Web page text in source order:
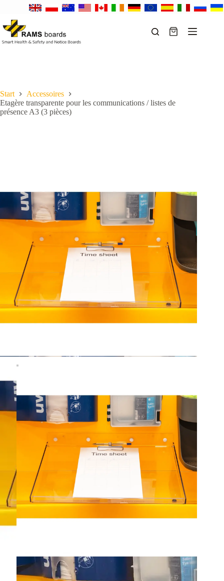
contenu
Panier
Start
Accessoires
Etagère transparente pour les communications / listes de
présence A3 (3 pièces)